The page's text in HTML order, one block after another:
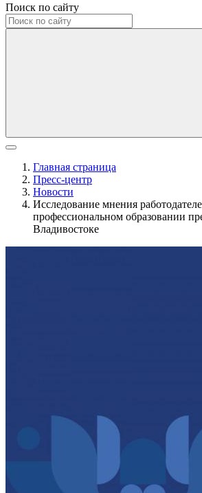
Поиск по сайту
Главная страница
Пресс-центр
Новости
Исследование мнения
профессиональном образовании
Владивостоке